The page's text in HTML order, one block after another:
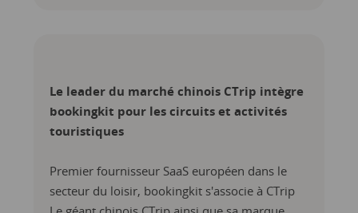
Le leader du marché chinois CTrip intègre
bookingkit pour les circuits et activités
touristiques
Premier fournisseur SaaS européen dans le
secteur du loisir, bookingkit s'associe à CTrip